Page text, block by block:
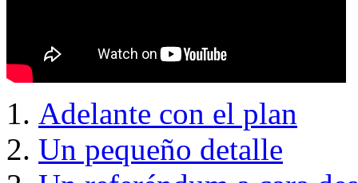
Adelante con el plan
Un pequeño detalle